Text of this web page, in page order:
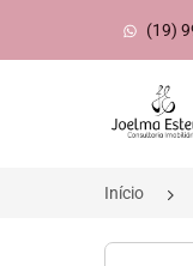
(19)
Página
Início